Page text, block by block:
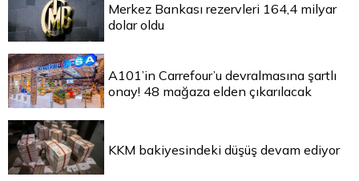
Merkez Bankası rezervleri 164,4 milyar
dolar oldu
A101’in Carrefour’u devralmasına şartlı
onay! 48 mağaza elden çıkarılacak
KKM bakiyesindeki düşüş devam ediyor